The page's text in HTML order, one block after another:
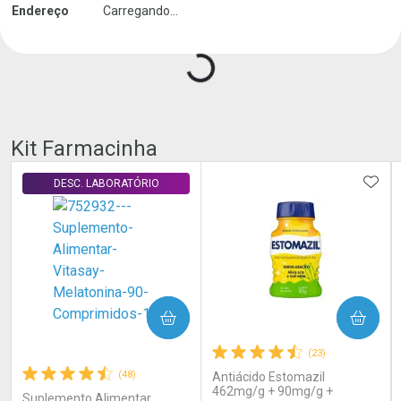
Endereço Carregando...
Carregando produtos do seller...
Kit Farmacinha
(48)
DESC. LABORATÓRIO
COMPRAR
(23)
Antiácido Estomazil
462mg/g + 90mg/g +
COMPRAR